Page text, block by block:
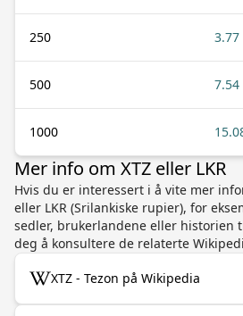
250 3.77
500 7.54
1000
Mer info om XTZ eller LKR
Hvis du er interessert i å vite mer
eller LKR (Srilankiske rupier), for
sedler, brukerlandene eller historien
deg å konsultere de relaterte
XTZ - Tezon på Wikipedia